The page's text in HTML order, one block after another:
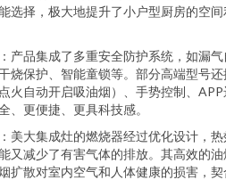
选择，极大地提升了小户型厨房的空间
：产品集成了多重安全防护系统，如漏
烧保护、智能童锁等。部分高端型号还
火自动开启吸油烟）、手势控制、APP
、更便捷、更具科技感。
：美大集成灶的燃烧器经过优化设计，
又减少了有害气体的排放。其高效的油
扩散对室内空气和人体健康的损害，契